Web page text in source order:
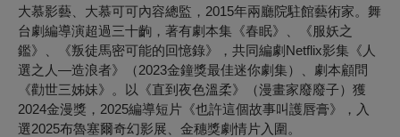
大慕影藝、大慕可可內容總監，2015年兩廳院駐館藝術家。舞
台劇編導演超過三十齣，著有劇本集《春眠》、《服妖之
鑑》、《叛徒馬密可能的回憶錄》，共同編劇Netflix影集《人
選之人—造浪者》（2023金鐘獎最佳迷你劇集）、劇本顧問
《勸世三姊妹》。以《直到夜色溫柔》（漫畫家廢廢子）獲
2024金漫獎，2025編導短片《也許這個故事叫護唇膏》，入
選2025布魯塞爾奇幻影展、金穗獎劇情片入圍。